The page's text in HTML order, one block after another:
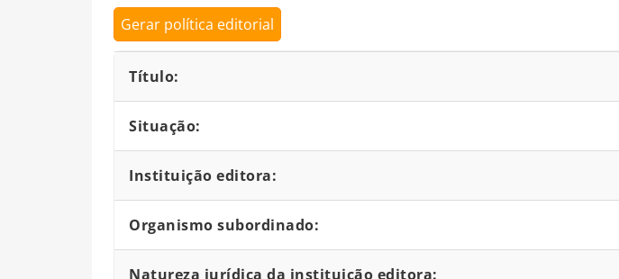
Gerar política editorial
Título:
Situação:
Instituição editora:
Organismo subordinado:
Natureza jurídica da instituição editora: